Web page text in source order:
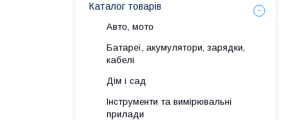
Каталог товарів
Авто, мото
Батареї, акумулятори, зарядки,
кабелі
Дім і сад
Інструменти та вимірювальні
прилади